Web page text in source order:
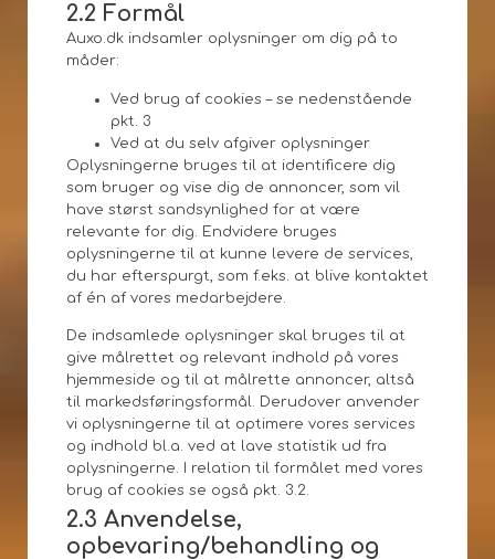
2.2 Formål
Auxo.dk indsamler oplysninger om dig på to
måder:
Ved brug af cookies – se nedenstående
pkt. 3
Ved at du selv afgiver oplysninger
Oplysningerne bruges til at identificere dig
som bruger og vise dig de annoncer, som vil
have størst sandsynlighed for at være
relevante for dig. Endvidere bruges
oplysningerne til at kunne levere de services,
du har efterspurgt, som f.eks. at blive kontaktet
af én af vores medarbejdere.
De indsamlede oplysninger skal bruges til at
give målrettet og relevant indhold på vores
hjemmeside og til at målrette annoncer, altså
til markedsføringsformål. Derudover anvender
vi oplysningerne til at optimere vores services
og indhold bl.a. ved at lave statistik ud fra
oplysningerne. I relation til formålet med vores
brug af cookies se også pkt. 3.2.
2.3 Anvendelse,
opbevaring/behandling og